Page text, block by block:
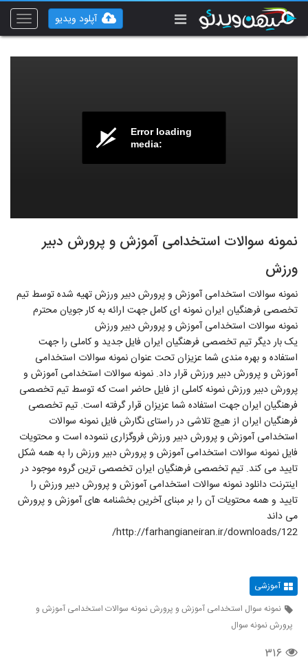
Toggle
آپلود ویدیو
Error loading
media:
نمونه سوالات استخدامی آموزش و پرورش دبیر
ورزش
نمونه سوالات استخدامی آموزش و پرورش دبیر ورزش تهیه شده توسط تیم
تخصصی فرهنگیان ایران نمونه ای کامل جهت ارائه به کار جویان محترم
نمونه سوالات استخدامی آموزش و پرورش دبیر ورزش
یک بار دیگر تیم تخصصی فرهنگیان ایران فایل جدید و کاملی را جهت
استفاده و بهره مندی شما عزیزان تحت عنوان نمونه سوالات استخدامی
آموزش و پرورش دبیر ورزش قرار داد. نمونه سوالات استخدامی آموزش و
پرورش دبیر ورزش نمونه کاملی از فایل حاضر است که توسط تیم تخصصی
فرهنگیان ایران جهت استفاده شما عزیزان قرار گرفته است. تیم تخصصی
فرهنگیان ایران از هیچ تلاشی در راستای نگارش فایل نمونه سوالات
استخدامی آموزش و پرورش دبیر ورزش فروگزاری ننموده است و محتویات
فایل نمونه سوالات استخدامی آموزش و پرورش دبیر ورزش را به همه شکل
تایید می کند. تیم تخصصی فرهنگیان ایران تخصصی ترین گروه موجود در
اینترنت دانلود نمونه سوالات استخدامی آموزش و پرورش دبیر ورزش را
تایید و همه محتویات آن را بر مبنای آخرین بخشنامه های آموزش و پرورش
می داند
http://farhangianeiran.ir/downloads/122/
آموزشی
نمونه سوال استخدامی آموزش و پرورش نمونه سوالات استخدامی آموزش و
پرورش نمونه سوال
۳۱۶